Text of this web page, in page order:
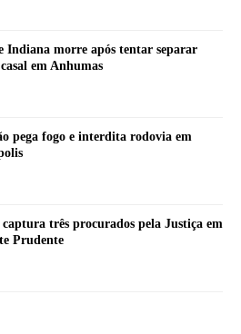
Indiana morre após tentar separar
em Anhumas
pega fogo e interdita rodovia em
captura três procurados pela Justiça em
Prudente